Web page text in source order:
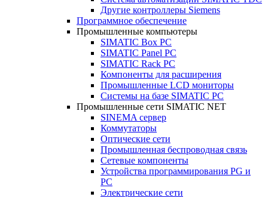
Другие контроллеры Siemens
Программное обеспечение
Промышленные компьютеры
SIMATIC Box PC
SIMATIC Panel PС
SIMATIC Rack PC
Компоненты для расширения
Промышленные LCD мониторы
Системы на базе SIMATIC PC
Промышленные сети SIMATIC NET
SINEMA сервер
Коммутаторы
Оптические сети
Промышленная беспроводная связь
Сетевые компоненты
Устройства программирования PG и
PC
Электрические сети